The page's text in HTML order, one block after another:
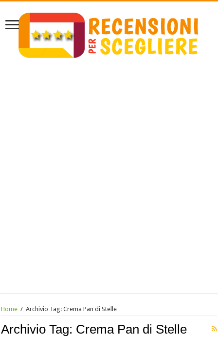
Home / Archivio Tag:Crema Pan di Stelle
Archivio Tag: Crema Pan di Stelle